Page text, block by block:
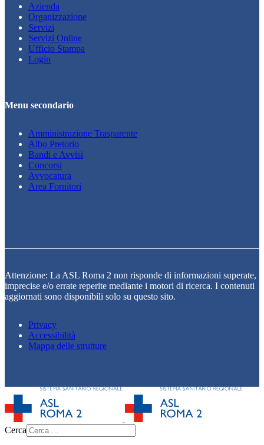
Azienda
Organizzazione
Servizi
Servizi Online
Ufficio Stampa
Login
Menu secondario
Amministrazione Trasparente
Albo Pretorio
Bandi e Avvisi
Concorsi
Avvocatura
Area Fornitori
Attenzione: La ASL Roma 2 non risponde di informazioni superate,
imprecise e/o errate reperite mediante i motori di ricerca. I contenuti
aggiornati sono disponibili solo su questo sito.
Privacy
Accessibilità
Mappa delle strutture
Cerca